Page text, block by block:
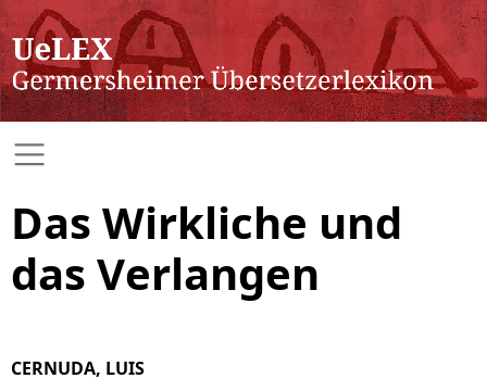
Das Wirkliche und
das Verlangen
CERNUDA, LUIS